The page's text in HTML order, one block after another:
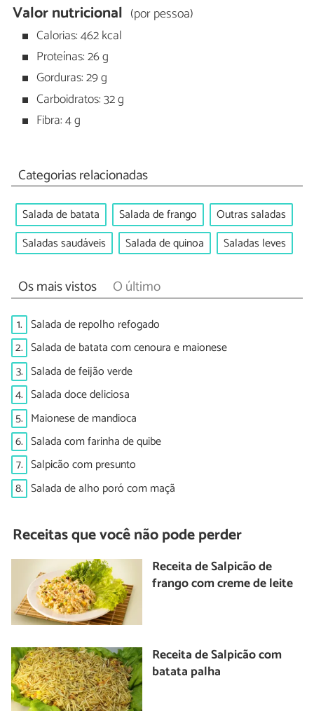
Valor nutricional (por pessoa)
Calorias: 462 kcal
Proteínas: 26 g
Gorduras: 29 g
Carboidratos: 32 g
Fibra: 4 g
Categorias relacionadas
Salada de batata Salada de frango
Outras saladas
Saladas saudáveis
Salada de quinoa Saladas leves
Os mais vistos O último
1. Salada de repolho refogado
2. Salada de batata com cenoura e maionese
3. Salada de feijão verde
4. Salada doce deliciosa
5. Maionese de mandioca
6. Salada com farinha de quibe
7. Salpicão com presunto
8. Salada de alho poró com maçã
Receitas que você não pode perder
Receita de Salpicão de
frango com creme de leite
Receita de Salpicão com
batata palha